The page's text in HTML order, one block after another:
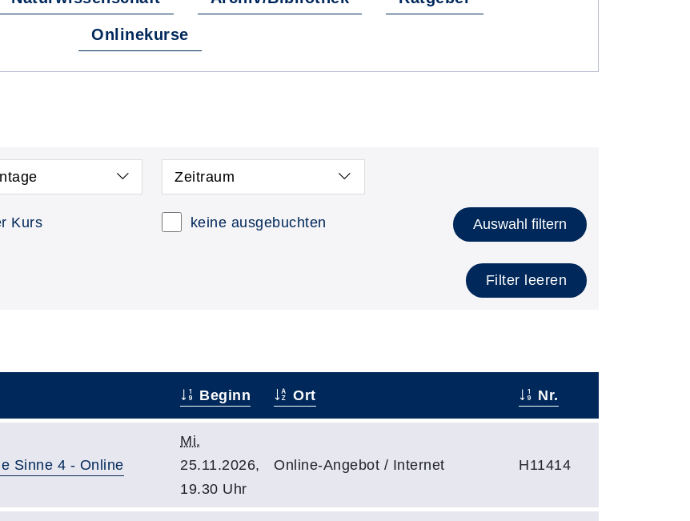
Onlinekurse
Zeitraum
Kurs keine ausgebuchten Auswahl filtern
Filter leeren
Beginn Ort Nr.
Sinne 4 - Online
Mi.
25.11.2026,
19.30 Uhr
Online-Angebot / Internet H11414